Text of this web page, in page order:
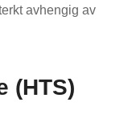
avhengig av
(HTS)